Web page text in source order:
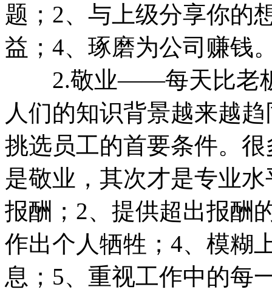
题；2、与上级分享你的
益；4、琢磨为公司赚钱
2.敬业——每天比老板
人们的知识背景越来越
挑选员工的首要条件。
是敬业，其次才是专业
报酬；2、提供超出报酬
作出个人牺牲；4、模糊
息；5、重视工作中的每